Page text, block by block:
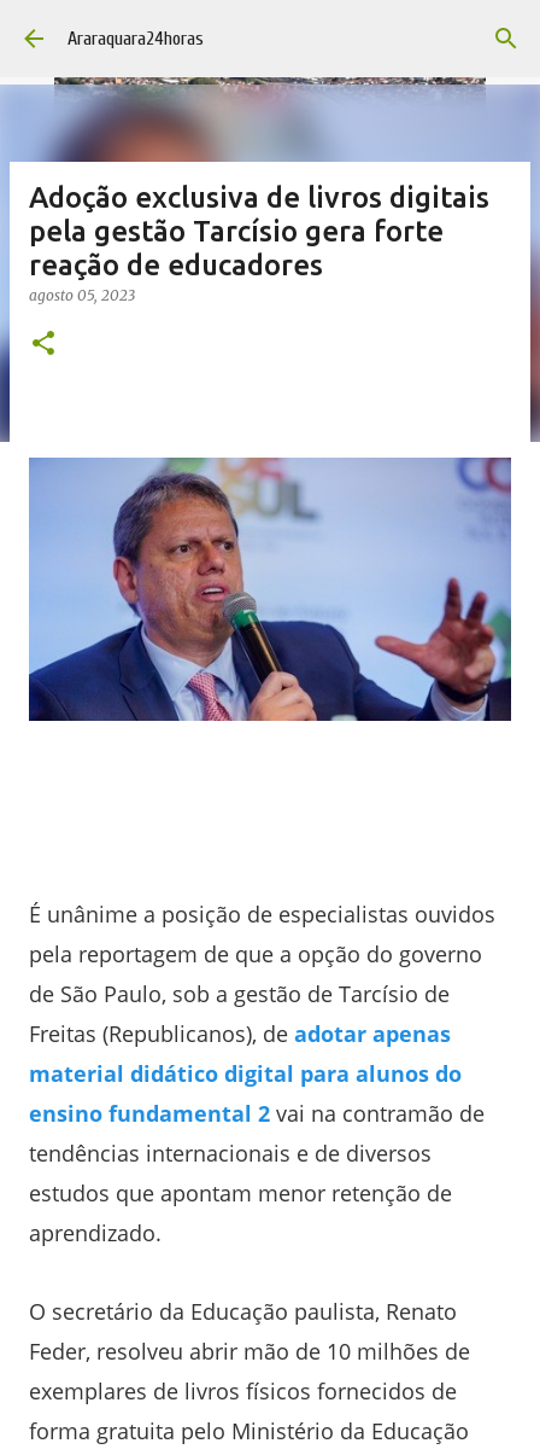
Pular para o conteúdo principal
Araraquara24horas
Adoção exclusiva de livros digitais
pela gestão Tarcísio gera forte
reação de educadores
agosto 05, 2023
É unânime a posição de especialistas ouvidos
pela reportagem de que a opção do governo
de São Paulo, sob a gestão de Tarcísio de
Freitas (Republicanos), de adotar apenas
material didático digital para alunos do
ensino fundamental 2 vai na contramão de
tendências internacionais e de diversos
estudos que apontam menor retenção de
aprendizado.
O secretário da Educação paulista, Renato
Feder, resolveu abrir mão de 10 milhões de
exemplares de livros físicos fornecidos de
forma gratuita pelo Ministério da Educação